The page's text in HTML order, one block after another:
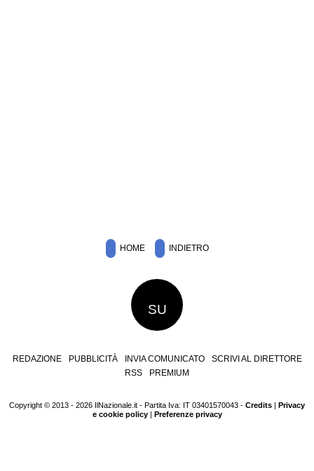
HOME INDIETRO
SU
REDAZIONE PUBBLICITÀ INVIA COMUNICATO
SCRIVI AL DIRETTORE
RSS
PREMIUM
Copyright © 2013 - 2026 IlNazionale.it - Partita Iva: IT 03401570043 - Credits | Privacy
e cookie policy| Preferenze privacy